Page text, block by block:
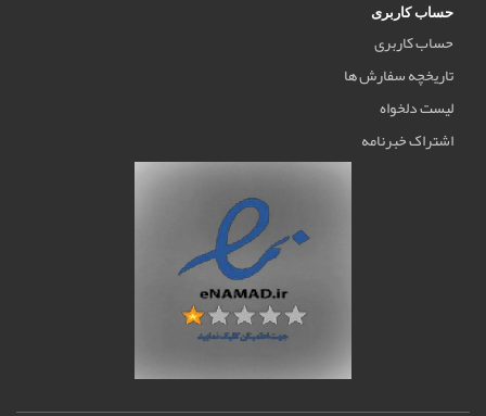
حساب کاربری
حساب کاربری
تاریخچه سفارش ها
لیست دلخواه
اشتراک خبرنامه